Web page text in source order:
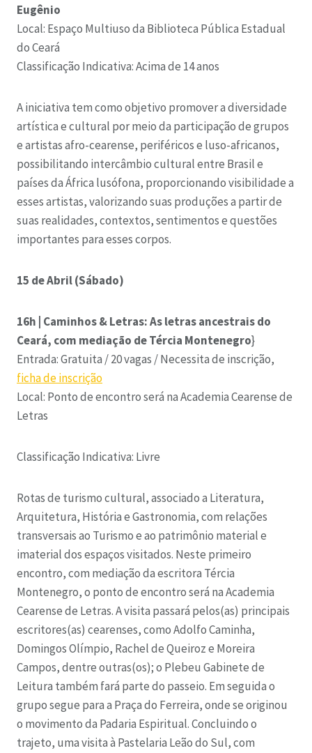
Eugênio
Local: Espaço Multiuso da Biblioteca Pública Estadual
do Ceará
Classificação Indicativa: Acima de 14 anos
A iniciativa tem como objetivo promover a diversidade
artística e cultural por meio da participação de grupos
e artistas afro-cearense, periféricos e luso-africanos,
possibilitando intercâmbio cultural entre Brasil e
países da África lusófona, proporcionando visibilidade a
esses artistas, valorizando suas produções a partir de
suas realidades, contextos, sentimentos e questões
importantes para esses corpos.
15 de Abril (Sábado)
16h | Caminhos & Letras: As letras ancestrais do
Ceará, com mediação de Tércia Montenegro}
Entrada: Gratuita / 20 vagas / Necessita de inscrição,
ficha de inscrição
Local: Ponto de encontro será na Academia Cearense de
Letras
Classificação Indicativa: Livre
Rotas de turismo cultural, associado a Literatura,
Arquitetura, História e Gastronomia, com relações
transversais ao Turismo e ao patrimônio material e
imaterial dos espaços visitados. Neste primeiro
encontro, com mediação da escritora Tércia
Montenegro, o ponto de encontro será na Academia
Cearense de Letras.A visita passará pelos(as) principais
escritores(as) cearenses, como Adolfo Caminha,
Domingos Olímpio, Rachel de Queiroz e Moreira
Campos, dentre outras(os); o Plebeu Gabinete de
Leitura também fará parte do passeio. Em seguida o
grupo segue para a Praça do Ferreira, onde se originou
o movimento da Padaria Espiritual. Concluindo o
trajeto, uma visita à Pastelaria Leão do Sul, com